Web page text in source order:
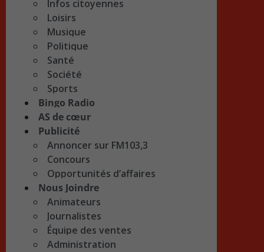
Infos citoyennes
Loisirs
Musique
Politique
Santé
Société
Sports
Bingo Radio
AS de cœur
Publicité
Annoncer sur FM103,3
Concours
Opportunités d’affaires
Nous Joindre
Animateurs
Journalistes
Équipe des ventes
Administration